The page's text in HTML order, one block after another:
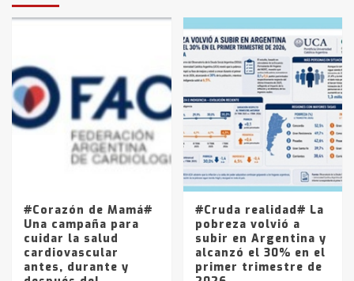
3
en la mañana del lunes
4
Accidente en Ruta 5: falleció un
joven de Trenque Lauquen
Los precios de los combustibles en
La Pampa, desde YPF hasta Axion
entre 857 a 1338 pesos
#Corazón de Mamá#
Una campaña para
cuidar la salud
cardiovascular
antes, durante y
#Cruda realidad# La
pobreza volvió a
subir en Argentina y
alcanzó el 30% en el
primer trimestre de